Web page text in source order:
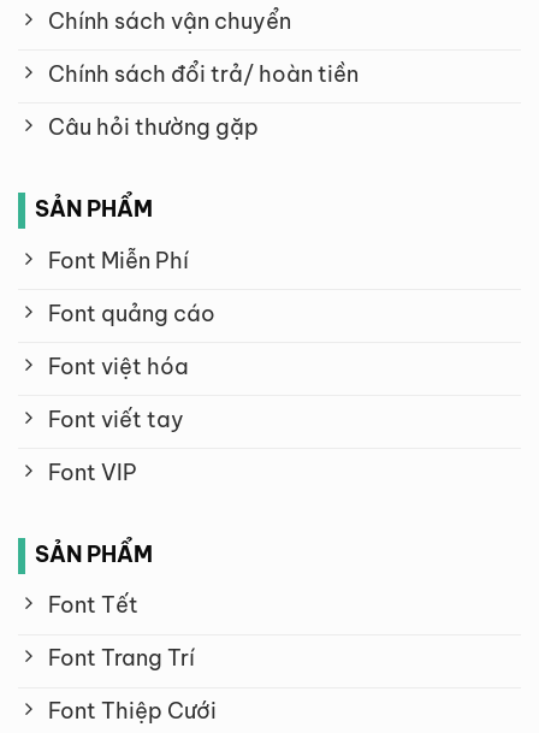
Chính sách vận chuyển
Chính sách đổi trả/ hoàn tiền
Câu hỏi thường gặp
SẢN PHẨM
Font Miễn Phí
Font quảng cáo
Font việt hóa
Font viết tay
Font VIP
SẢN PHẨM
Font Tết
Font Trang Trí
Font Thiệp Cưới